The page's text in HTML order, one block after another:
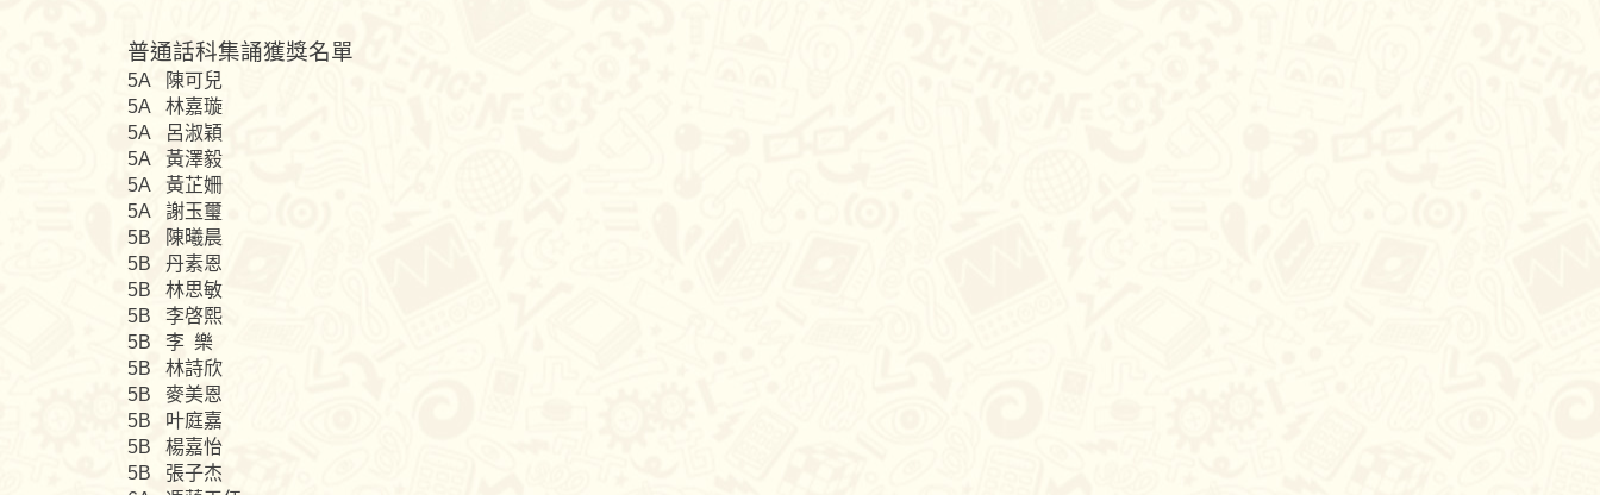
普通話科集誦獲獎名單
5A 陳可兒
5A 林嘉璇
5A 呂淑穎
5A 黃澤毅
5A 黃芷姍
5A 謝玉璽
5B 陳曦晨
5B 丹素恩
5B 林思敏
5B 李啓熙
5B 李 樂
5B 林詩欣
5B 麥美恩
5B 叶庭嘉
5B 楊嘉怡
5B 張子杰